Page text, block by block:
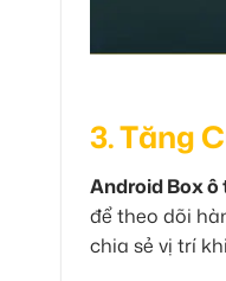
3. Tăng
Android Box ô
để theo dõi
chia sẻ vị trí